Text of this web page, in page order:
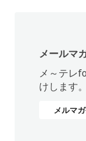
メールマ
メ～テレ
けします。
メルマ